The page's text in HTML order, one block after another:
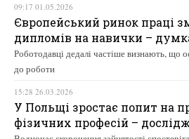
09:17 01.05.2026
Європейський ринок праці
дипломів на навички –
Роботодавці дедалі частіше визнають, що
до роботи
15:28 26.03.2026
У Польщі зростає попит на
фізичних професій –